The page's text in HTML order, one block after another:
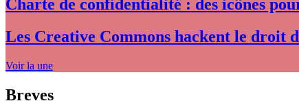
Charte de confidentialité : des icônes
Les Creative Commons hackent le droit
Voir la une
Breves